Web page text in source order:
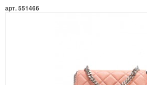
арт. 551466